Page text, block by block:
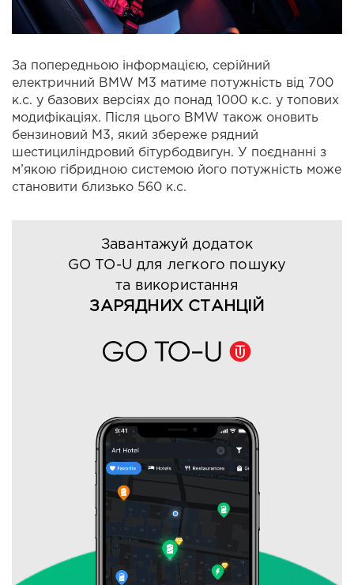
За попередньою інформацією, серійний
електричний BMW M3 матиме потужність від 700
к.с. у базових версіях до понад 1000 к.с. у топових
модифікаціях. Після цього BMW також оновить
бензиновий M3, який збереже рядний
шестициліндровий бітурбодвигун. У поєднанні з
м’якою гібридною системою його потужність може
становити близько 560 к.с.
Завантажуй додаток
GO TO-U для легкого пошуку
та використання
ЗАРЯДНИХ СТАНЦІЙ